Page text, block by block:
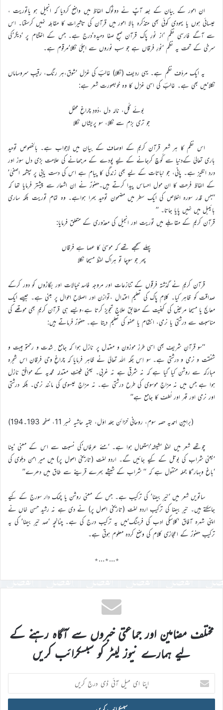
ان امور کے بیان کے بعد آپؑ نے دوٹوک الفاظ میں واضح کردیا کہ انجیل ہو یاتوریت ،
عیسائی ہوں یا یہودی کوئی بھی متذکرہ بالا امور میں قرآن کی تاثیرات کا مقابلہ نہیں کرسکتا۔ اس
سے آگے فارسی نظم ‘از نورِ پاک قرآن صبح صفا دمیدہ’درج ہے۔ جس کے اختتام پر ‘دیگر’کی
سرخی کے تحت یہ نظم ‘نورِ فرقاں ہے جو سب نوروں سے اجلیٰ نکلا’مرقوم ہے۔
یہ ایک مردّف نظم ہے۔ یہی ردیف (نکلا) غالبؔ کی غزل ‘شوق،ہر رنگ، رقیبِ سروساماں
نکلا’میں بھی ہے۔ غالبؔ کی اسی غزل کا وہ خوبصورت شعر ہے:
بوئے گُل، نالہ دل ،دُودِ چراغِ محفل
جو تری بزم سے نکلا، سو پریشاں نکلا
اس نظم کا ہر شعر قرآن کریم کے اوصاف کے بیان میں لاجواب ہے۔ بالخصوص توحید
باری تعالیٰ کےدنیا سے کُوچ کرجانے کے لیے پودے کے مرجھانے کی علامت بڑی دل سوز اور
درد انگیز ہے۔ پانی، جو نباتات کے لیے بھی زندگی کا پیام ہے اس کی دست یابی پر ‘چشمہ اصفیٰ’
کے الفاظ فرحت کا ان مول احساس پیدا کرتے ہیں۔حضورؑ نے اِن اشعار سے پیشتر فرمایا تھا کہ
‘‘جس قدر سورہ اخلاص کی ایک سطر میں مضمون توحید بھرا ہواہے۔ وہ تمام توریت بلکہ ساری
بائیبل میں نہیں پایا جاتا۔ ’’
قرآن کریم کے مقابلے میں توریت اور انجیل کی معذوری کے متعلق فرمایا:
پہلے سمجھے تھے کہ موسیٰ کا عصا ہے فرقاں
پھر جو سوچا تو ہراک لفظ مسیحا نکلا
قرآن کریم نے گذشتہ فرقوں کے تنازعات اور مروجہ فاسد خیالات اور بگاڑوں کو دور کرکے
صداقت کو ظاہر کیا۔ کلامِ پاک کی تعلیم اعتدال ،توازن اور اصلاحِ احوال پر مبنی ہے۔ جیسے ایک
معالج یا مسیحا مریض کی کیفیت کے مطابق علاج تجویز کرتا ہے،ویسے ہی قرآن کریم بھی موقعے کی
مناسبت سے درشتی یا نرمی، انتقام یا عفو کی تعلیم دیتا ہے۔ حضورؑ فرماتے ہیں:
‘‘سو قرآنِ شریف بھی اسی طرزِ موزون و معتدل پر نازل ہوا کہ جامع ِشدت و رحمتو ہیبت و
شفقت و نرمی و درشتی ہے۔ سو اِس جگہ اللہ تعالیٰ نے ظاہر فرمایا کہ چراغِ وحی فرقان اس شجرہ
مبارکہ سے روشن کیا گیا ہے کہ نہ شرقی ہے نہ غربی۔ یعنی طینتِ معتدلہ محمدیہ کے موافق نازل
ہوا ہے جس میں نہ مزاجِ موسوی کی طرح درشتی ہے۔ نہ مزاجِ عیسوی کی مانند نرمی۔ بلکہ درشتی
اور نرمی اور قہر اور لُطف کا جامع ہے’’
(براہینِ احمدیہ حصہ سوم، روحانی خزائن جلد اوّل، بقیہ حاشیہ نمبر 11، صفحہ 193۔194)
چوتھے شعر میں لفظ ‘شیشہ’استعمال ہوا ہے۔ ‘مئے عرفاں’کی نسبت سے اس کے معنی ‘مینا
’یعنی شراب کی بوتل کے کیے جائیں گے۔ اردو لغت (تاریخی اصول پر) میں میر امن دہلوی کی
‘باغ وبہار’کا جملہ منقول ہے کہ ‘‘ شراب کے شیشے بھرے قرینے سے طاق میں دھرے’’
ساتویں شعر میں ‘نیّرِ بیضا’ کی ترکیب ہے۔ جس کے معنی روشن یا چمک دار سورج کے کیے
جاسکتے ہیں۔ نیّرِ بیضا کی ترکیب اردو لغت (تاریخی اصول پر) نے دی ہے نہ رشید حسن خاں نے
اپنی شہرہ آفاق ’کلاسکی ادب کی فرہنگ‘میں یہ ترکیب درج کی ہے۔ چنانچہ ‘صد نیّرِ بیضا’ کی یہ
ترکیب حضورؑ کے اعجازی کلام کی وضع کردہ معلوم ہوتی ہے۔
٭…٭…٭
مختلف مضامین اور جماعتی خبروں سے آگاہ رہنے کے
لیے ہمارے نیوز لیٹر کو سبسکرائب کریں
اپنا
ای
میل